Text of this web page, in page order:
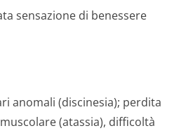
sensazione di benessere
anomali (discinesia); perdita
(atassia), difficoltà